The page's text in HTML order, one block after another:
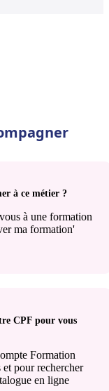
à ce métier ?
à une formation
ma formation'
CPF pour vous
Formation
pour rechercher
en ligne